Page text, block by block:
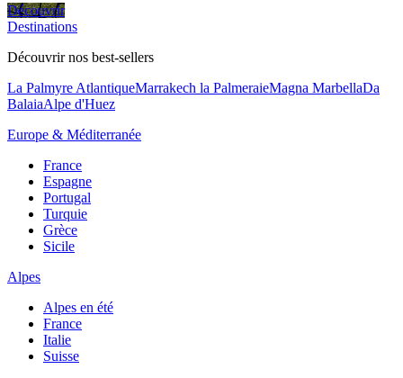
Découvrir
Destinations
Découvrir nos best-sellers
La Palmyre AtlantiqueMarrakech la PalmeraieMagna MarbellaDa
BalaiaAlpe d'Huez
Europe & Méditerranée
France
Espagne
Portugal
Turquie
Grèce
Sicile
Alpes
Alpes en été
France
Italie
Suisse